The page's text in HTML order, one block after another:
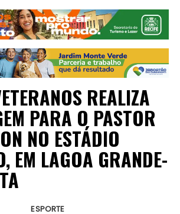
REALIZA
PARA O PASTOR
NO ESTÁDIO
EM LAGOA GRANDE-
ESPORTE